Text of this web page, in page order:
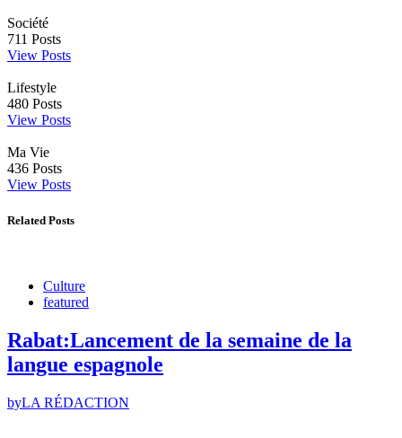
Société
711 Posts
View Posts
Lifestyle
480 Posts
View Posts
Ma Vie
436 Posts
View Posts
Related Posts
Culture
featured
Rabat:Lancement de la semaine de la
langue espagnole
byLA RÉDACTION